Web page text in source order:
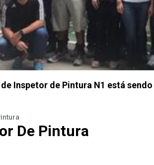
Inspetor de Pintura N1 está
De Pintura